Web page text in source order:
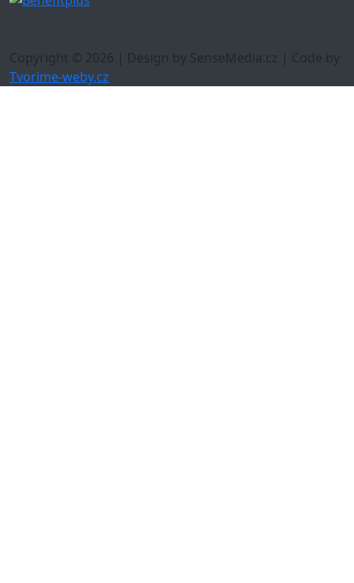
Copyright © 2026 | Design by SenseMedia.cz | Code by
Tvorime-weby.cz